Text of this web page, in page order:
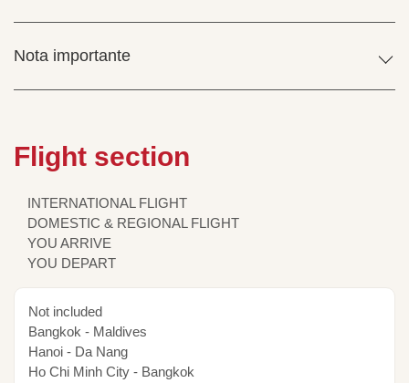
Nota importante
Flight section
INTERNATIONAL FLIGHT
DOMESTIC & REGIONAL FLIGHT
YOU ARRIVE
YOU DEPART
Not included
Bangkok - Maldives
Hanoi - Da Nang
Ho Chi Minh City - Bangkok